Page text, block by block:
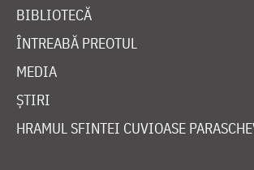
BIBLIOTECĂ
ÎNTREABĂ PREOTUL
MEDIA
ȘTIRI
HRAMUL SFINTEI CUVIOASE